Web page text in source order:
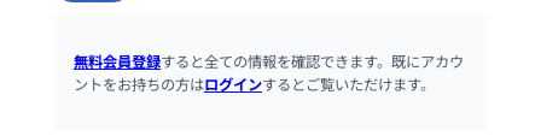
無料会員登録すると全ての情報を確認できます。既にアカウ
ントをお持ちの方はログインするとご覧いただけます。